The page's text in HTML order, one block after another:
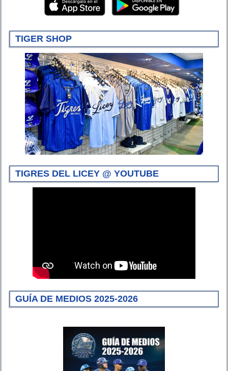
TIGER SHOP
TIGRES DEL LICEY @ YOUTUBE
GUÍA DE MEDIOS 2025-2026